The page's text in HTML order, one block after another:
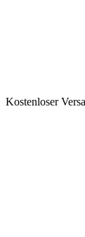
Kostenloser